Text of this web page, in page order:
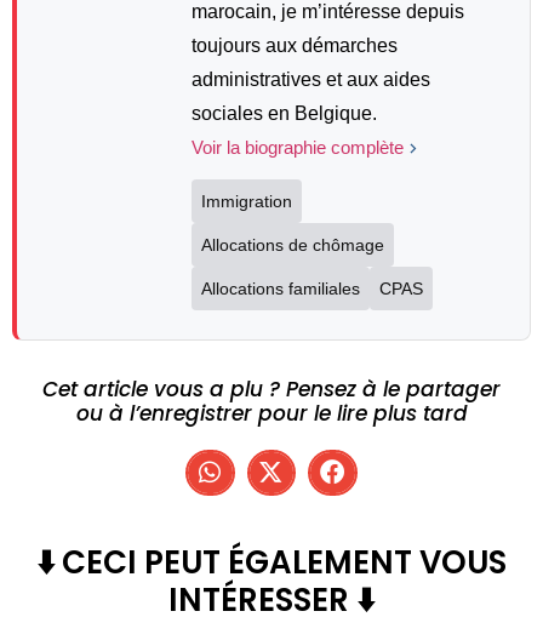
marocain, je m’intéresse depuis
toujours aux démarches
administratives et aux aides
sociales en Belgique.
Voir la biographie complète
Immigration
Allocations de chômage
Allocations familiales CPAS
Cet article vous a plu ? Pensez à le partager
ou à l’enregistrer pour le lire plus tard
⬇️ CECI PEUT ÉGALEMENT VOUS
INTÉRESSER ⬇️